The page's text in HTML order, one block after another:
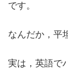
です。
なんだか，平
実は，英語で